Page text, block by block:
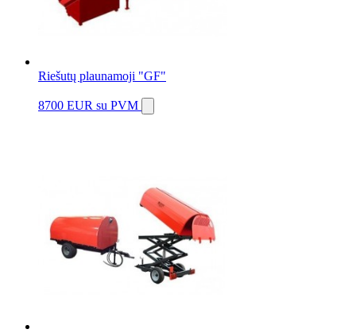
Riešutų plaunamoji "GF"
8700 EUR su PVM